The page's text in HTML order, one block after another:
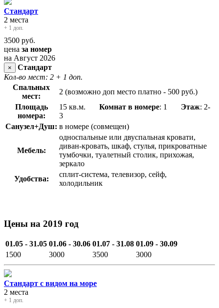
Стандарт
2 места
+ 1 доп.
3500 руб.
цена за номер
на Август 2026
×
Стандарт
Кол-во мест: 2 + 1 доп.
Спальных
мест:
2 (возможно доп место платно - 500 руб.)
Площадь
номера:
15 кв.м. Комнат в номере: 1 Этаж: 2-
3
Санузел+Душ: в номере (совмещен)
Мебель:
односпальные или двуспальная кровати,
диван-кровать, шкаф, стулья, прикроватные
тумбочки, туалетный столик, прихожая,
зеркало
Удобства:
сплит-система, телевизор, сейф,
холодильник
Цены на 2019 год
01.05 - 31.05 01.06 - 30.06 01.07 - 31.08 01.09 - 30.09
1500
3000 3500 3000
Стандарт с видом на море
2 места
+ 1 доп.